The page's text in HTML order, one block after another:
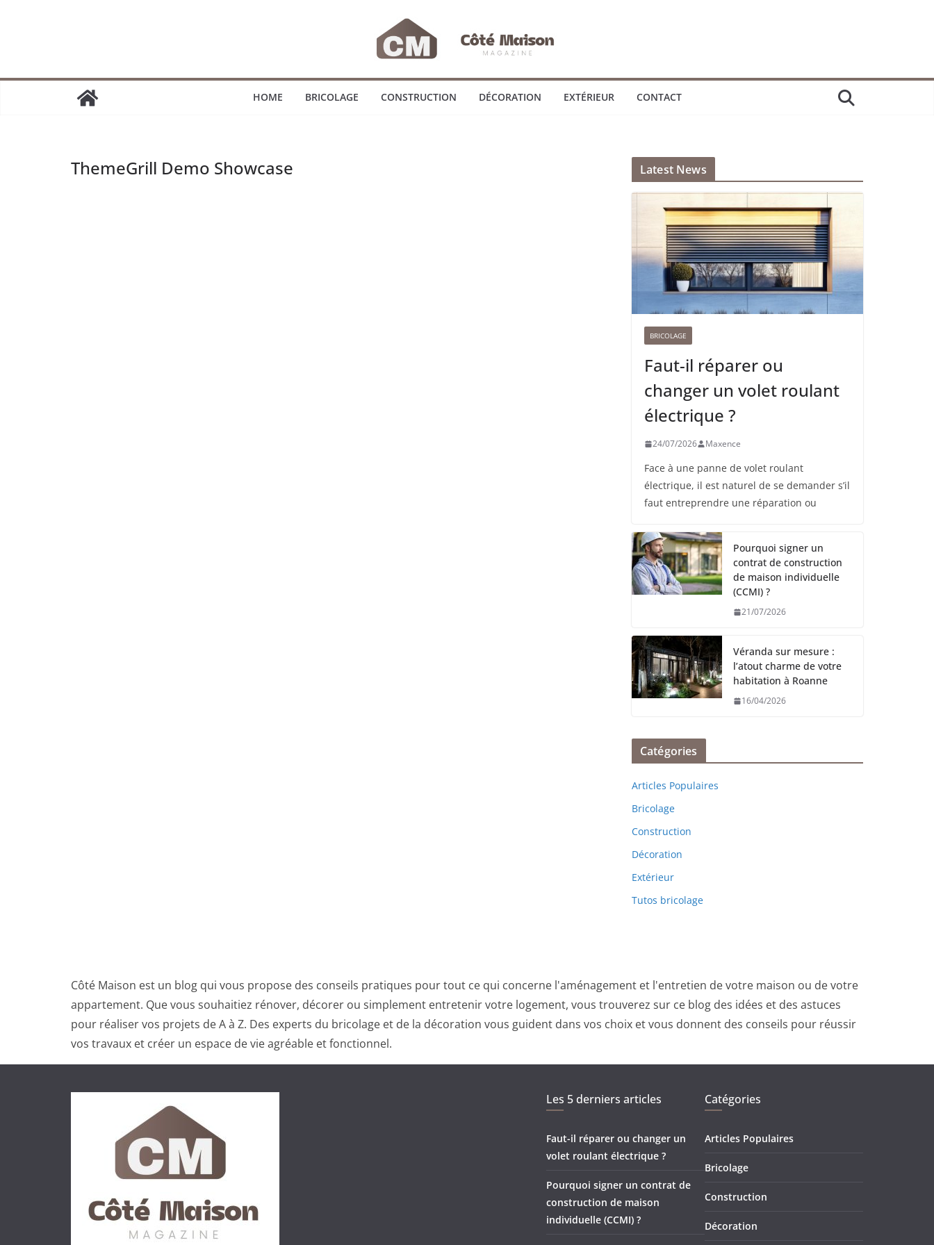
HOME BRICOLAGE CONSTRUCTION DÉCORATION EXTÉRIEUR CONTACT
ThemeGrill Demo Showcase Latest News
BRICOLAGE
Faut-il réparer ou
changer un volet roulant
électrique ?
24/07/2026 Maxence
Face à une panne de volet roulant
électrique, il est naturel de se demander s’il
faut entreprendre une réparation ou
Pourquoi signer un
contrat de construction
de maison individuelle
(CCMI) ?
21/07/2026
Véranda sur mesure :
l’atout charme de votre
habitation à Roanne
16/04/2026
Catégories
Articles Populaires
Bricolage
Construction
Décoration
Extérieur
Tutos bricolage
Côté Maison est un blog qui vous propose des conseils pratiques pour tout ce qui concerne l'aménagement et l'entretien de votre maison ou de votre
appartement. Que vous souhaitiez rénover, décorer ou simplement entretenir votre logement, vous trouverez sur ce blog des idées et des astuces
pour réaliser vos projets de A à Z. Des experts du bricolage et de la décoration vous guident dans vos choix et vous donnent des conseils pour réussir
vos travaux et créer un espace de vie agréable et fonctionnel.
Les 5 derniers articles
Faut-il réparer ou changer un
volet roulant électrique ?
Pourquoi signer un contrat de
construction de maison
individuelle (CCMI) ?
Catégories
Articles Populaires
Bricolage
Construction
Décoration